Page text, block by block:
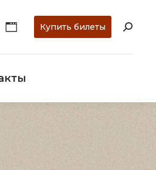
Купить билеты
работа Контакты